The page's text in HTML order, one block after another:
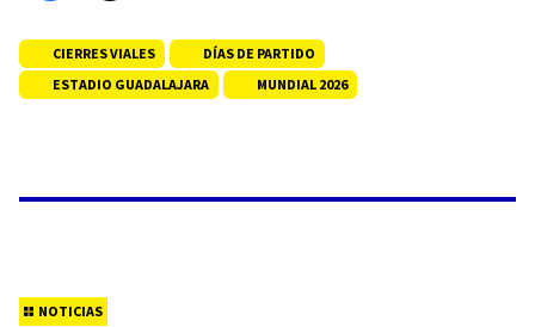
CIERRES VIALES
DÍAS DE PARTIDO
ESTADIO GUADALAJARA
MUNDIAL 2026
NOTICIAS